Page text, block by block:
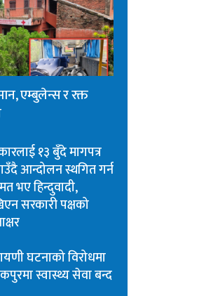
एम्बुलेन्स र रक्त
१३ बुँदे मागपत्र
आन्दोलन स्थगित गर्न
भए हिन्दुवादी,
सरकारी पक्षको
घटनाको विरोधमा
स्वास्थ्य सेवा बन्द